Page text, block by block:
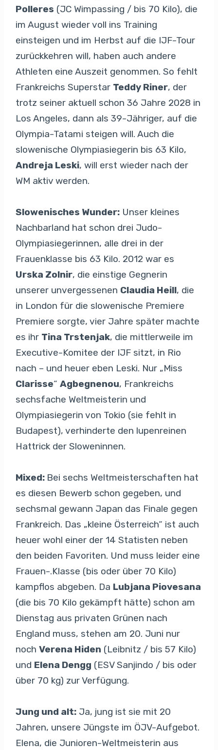
Polleres (JC Wimpassing / bis 70 Kilo), die
im August wieder voll ins Training
einsteigen und im Herbst auf die IJF-Tour
zurückkehren will, haben auch andere
Athleten eine Auszeit genommen. So fehlt
Frankreichs Superstar Teddy Riner, der
trotz seiner aktuell schon 36 Jahre 2028 in
Los Angeles, dann als 39-Jähriger, auf die
Olympia-Tatami steigen will. Auch die
slowenische Olympiasiegerin bis 63 Kilo,
Andreja Leski, will erst wieder nach der
WM aktiv werden.
Slowenisches Wunder: Unser kleines
Nachbarland hat schon drei Judo-
Olympiasiegerinnen, alle drei in der
Frauenklasse bis 63 Kilo. 2012 war es
Urska Zolnir, die einstige Gegnerin
unserer unvergessenen Claudia Heill, die
in London für die slowenische Premiere
Premiere sorgte, vier Jahre später machte
es ihr Tina Trstenjak, die mittlerweile im
Executive-Komitee der IJF sitzt, in Rio
nach – und heuer eben Leski. Nur „Miss
Clarisse“ Agbegnenou, Frankreichs
sechsfache Weltmeisterin und
Olympiasiegerin von Tokio (sie fehlt in
Budapest), verhinderte den lupenreinen
Hattrick der Sloweninnen.
Mixed: Bei sechs Weltmeisterschaften hat
es diesen Bewerb schon gegeben, und
sechsmal gewann Japan das Finale gegen
Frankreich. Das „kleine Österreich“ ist auch
heuer wohl einer der 14 Statisten neben
den beiden Favoriten. Und muss leider eine
Frauen-.Klasse (bis oder über 70 Kilo)
kampflos abgeben. Da Lubjana Piovesana
(die bis 70 Kilo gekämpft hätte) schon am
Dienstag aus privaten Grünen nach
England muss, stehen am 20. Juni nur
noch Verena Hiden (Leibnitz / bis 57 Kilo)
und Elena Dengg (ESV Sanjindo / bis oder
über 70 kg) zur Verfügung.
Jung und alt: Ja, jung ist sie mit 20
Jahren, unsere Jüngste im ÖJV-Aufgebot.
Elena, die Junioren-Weltmeisterin aus